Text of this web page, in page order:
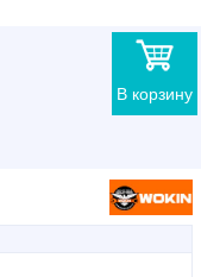
В корзину